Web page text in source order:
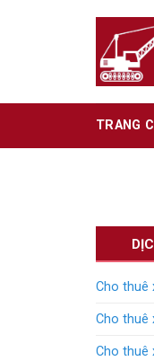
TRANG
Cho thuê
Cho thuê
Cho thuê